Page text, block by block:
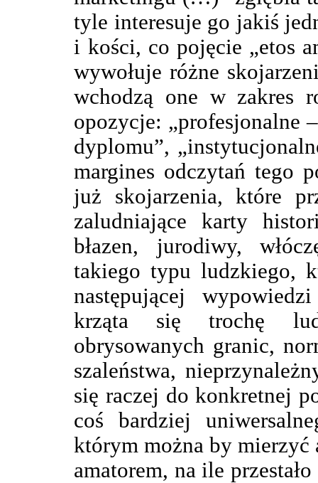
tyle interesuje go jakiś
i kości, co pojęcie „etos
wywołuje różne
wchodzą one w zakres
opozycje: „profesjonalne
dyplomu”,
margines odczytań tego
już skojarzenia, które
zaludniające karty
błazen, jurodiwy,
takiego typu ludzkiego,
następującej
krząta się trochę
obrysowanych granic,
szaleństwa,
się raczej do konkretnej
coś bardziej
którym można by mierzyć
amatorem, na ile